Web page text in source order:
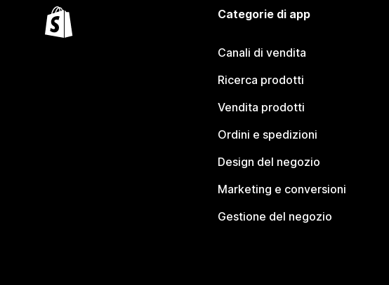
Categorie di app
Canali di vendita
Ricerca prodotti
Vendita prodotti
Ordini e spedizioni
Design del negozio
Marketing e conversioni
Gestione del negozio